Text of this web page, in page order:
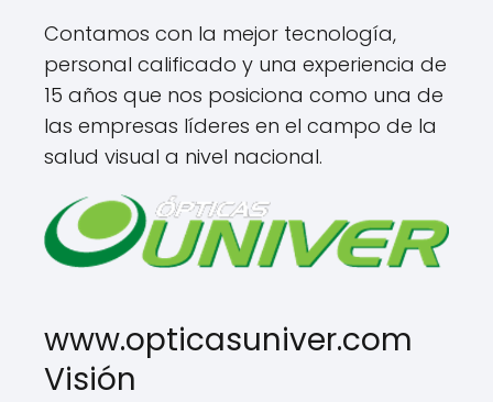
Contamos con la mejor tecnología,
personal calificado y una experiencia de
15 años que nos posiciona como una de
las empresas líderes en el campo de la
salud visual a nivel nacional.
www.opticasuniver.com
Visión